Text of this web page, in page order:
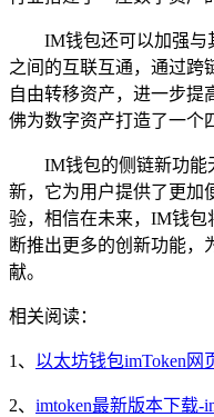
IM钱包还可以加强与
之间的互联互通，通过跨
自由转移资产，进一步提
佛为数字资产打造了一个
IM钱包的侧链新功能
新，它为用户提供了更加
验，相信在未来，IM钱
断推出更多的创新功能，
献。
相关阅读：
1、 以太坊钱包imToken
2、 imtoken最新版本下载-